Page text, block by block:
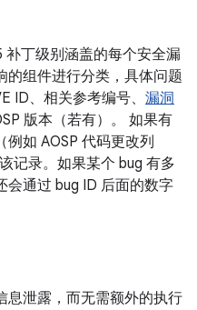
丁级别涵盖的每个安全漏
的组件进行分类，具体问题
ID、相关参考编号、 漏洞
版本（若有）。 如果有
如 AOSP 代码更改列
记录。如果某个 bug 有多
会通过 bug ID 后面的数字
息泄露，而无需额外的执行